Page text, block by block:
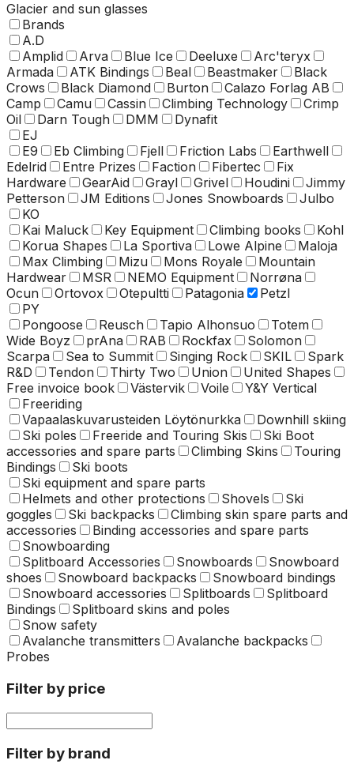
Glacier and sun glasses
Brands
A.D
Amplid
Arva Blue Ice Deeluxe
Arc'teryx
Armada
ATK Bindings Beal Beastmaker
Black
Crows
Black Diamond Burton
Calazo Forlag AB
Camp
Camu Cassin Climbing Technology
Crimp
Oil
Darn Tough DMM
Dynafit
EJ
E9
Eb Climbing Fjell Friction Labs
Earthwell
Edelrid
Entre Prizes Faction Fibertec
Fix
Hardware
GearAid Grayl Grivel Houdini
Jimmy
Petterson
JM Editions Jones Snowboards
Julbo
KO
Kai Maluck
Key Equipment Climbing books
Kohl
Korua Shapes
La Sportiva Lowe Alpine
Maloja
Max Climbing
Mizu Mons Royale
Mountain
Hardwear
MSR NEMO Equipment
Norrøna
Ocun
Ortovox Otepultti Patagonia
Petzl
PY
Pongoose
Reusch Tapio Alhonsuo
Totem
Wide Boyz
prAna RAB Rockfax
Solomon
Scarpa
Sea to Summit Singing Rock SKIL
Spark
R&D
Tendon Thirty Two Union
United Shapes
Free invoice book
Västervik Voile
Y&Y Vertical
Freeriding
Vapaalaskuvarusteiden Löytönurkka
Downhill skiing
Ski poles
Freeride and Touring Skis
Ski Boot
accessories and spare parts
Climbing Skins
Touring
Bindings
Ski boots
Ski equipment and spare parts
Helmets and other protections
Shovels
Ski
goggles
Ski backpacks
Climbing skin spare parts and
accessories
Binding accessories and spare parts
Snowboarding
Splitboard Accessories
Snowboards
Snowboard
shoes
Snowboard backpacks
Snowboard bindings
Snowboard accessories
Splitboards
Splitboard
Bindings
Splitboard skins and poles
Snow safety
Avalanche transmitters
Avalanche backpacks
Probes
Filter by price
Filter by brand